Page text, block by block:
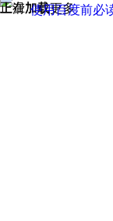
正在加载
上滑加载更多
使用百度前必